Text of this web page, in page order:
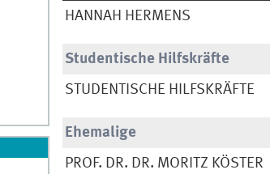
HANNAH HERMENS
Studentische Hilfskräfte
STUDENTISCHE HILFSKRÄFTE
Ehemalige
PROF. DR. DR. MORITZ KÖSTER